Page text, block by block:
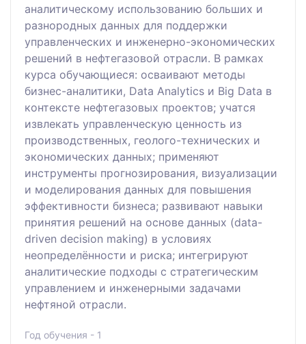
аналитическому использованию больших и
разнородных данных для поддержки
управленческих и инженерно-экономических
решений в нефтегазовой отрасли. В рамках
курса обучающиеся: осваивают методы
бизнес-аналитики, Data Analytics и Big Data в
контексте нефтегазовых проектов; учатся
извлекать управленческую ценность из
производственных, геолого-технических и
экономических данных; применяют
инструменты прогнозирования, визуализации
и моделирования данных для повышения
эффективности бизнеса; развивают навыки
принятия решений на основе данных (data-
driven decision making) в условиях
неопределённости и риска; интегрируют
аналитические подходы с стратегическим
управлением и инженерными задачами
нефтяной отрасли.
Год обучения - 1